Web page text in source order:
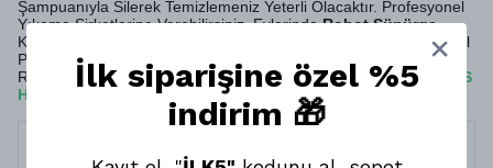
Şampuanıyla Silerek Temizlemeniz Yeterli Olacaktır. Profesyonel
Yıkama Şirketlerine Verebilirsiniz. EvlerindeRobot Süpürge
Kullanan Müşterilerimiz İçin Ürünümüz Uygundur. Sırt Kısmı Özel
Pamuklu Dokuma Tabandır. MONTİS HALI Olarak Pamuk
Rejenere Geri Dönüşüm İpliği Kullanmaktayız. BöylelikleMONTİS
HALI
da Ürünlerimiz Doğa Dostudur
İlk siparişine özel %5
indirim 🎁